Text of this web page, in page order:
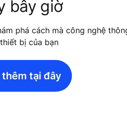
bây giờ
phá cách mà công nghệ
bị của bạn
tại đây